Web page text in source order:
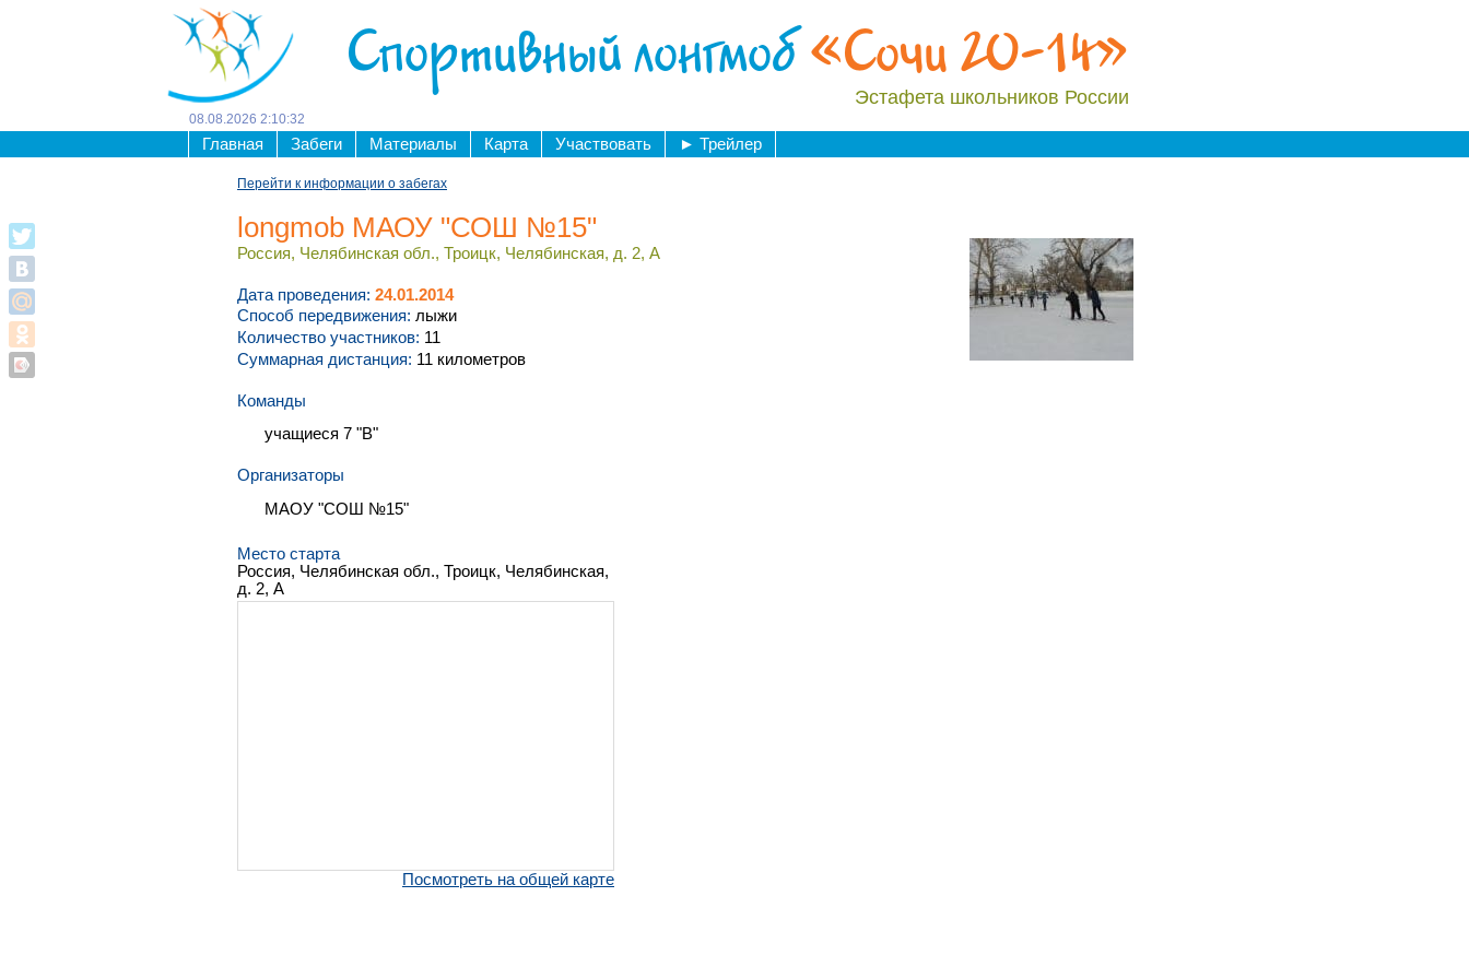
Спортивный лонгмоб«Сочи 20-14»
Эстафета школьников России
08 08 2026 2:10:32
Главная Забеги Материалы Карта Участвовать ► Трейлер
Перейти к информации о забегах
longmob МАОУ "СОШ №15"
Россия, Челябинская обл., Троицк, Челябинская, д. 2, А
Дата проведения: 24.01.2014
Способ передвижения: лыжи
Количество участников: 11
Суммарная дистанция: 11 километров
Команды
учащиеся 7 "В"
Организаторы
МАОУ "СОШ №15"
Место старта
Россия, Челябинская обл., Троицк, Челябинская,
д. 2, А
Посмотреть на общей карте